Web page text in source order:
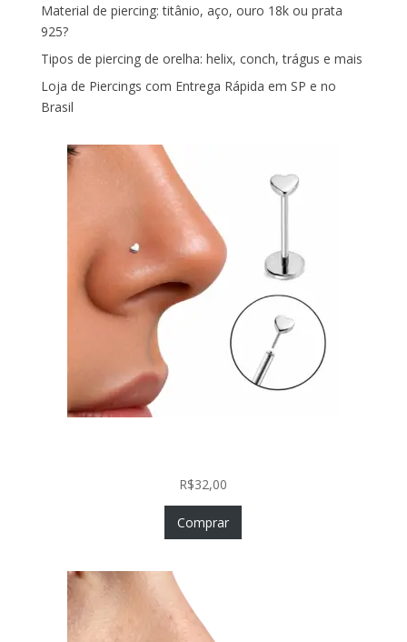
Material de piercing: titânio, aço, ouro 18k ou prata
925?
Tipos de piercing de orelha: helix, conch, trágus e mais
Loja de Piercings com Entrega Rápida em SP e no
Brasil
R$32,00
Comprar